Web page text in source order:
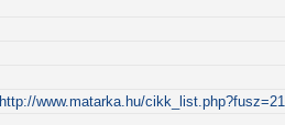
http://www.matarka.hu/